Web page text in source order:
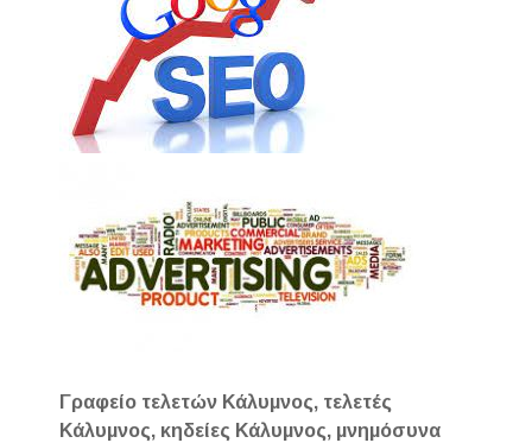
Γραφείο τελετών Κάλυμνος, τελετές
Κάλυμνος, κηδείες Κάλυμνος, μνημόσυνα